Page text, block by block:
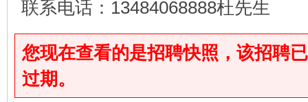
联系电话：13484068888杜先生
您现在查看的是招聘快照，该招聘
过期。